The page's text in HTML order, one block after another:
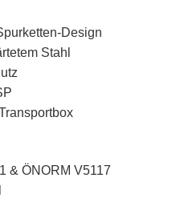
Design
Stahl
& ÖNORM V5117